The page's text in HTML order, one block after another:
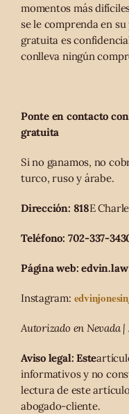
momentos más
se le comprenda en
gratuita es
conlleva ningún
Ponte en contacto
gratuita
Si no ganamos, no
turco, ruso y árabe.
Dirección: 818E
Teléfono: 702-337-
Página web: edvin.law
Instagram:
Autorizado en Nevada
Aviso legal: Este
informativos y no
lectura de este
abogado-cliente.